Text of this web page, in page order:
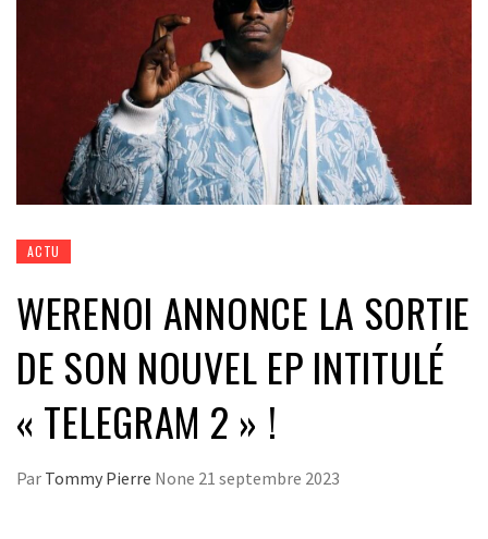
ACTU
WERENOI ANNONCE LA SORTIE
DE SON NOUVEL EP INTITULÉ
« TELEGRAM 2 » !
Par Tommy Pierre None 21 septembre 2023